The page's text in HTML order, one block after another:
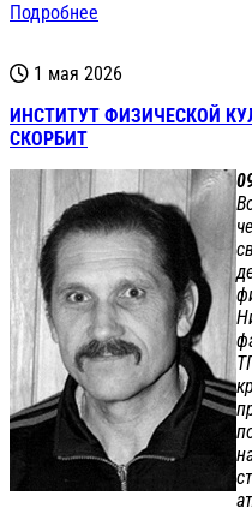
Подробнее
1 мая 2026
ИНСТИТУТ ФИЗИЧЕСКОЙ
СКОРБИТ